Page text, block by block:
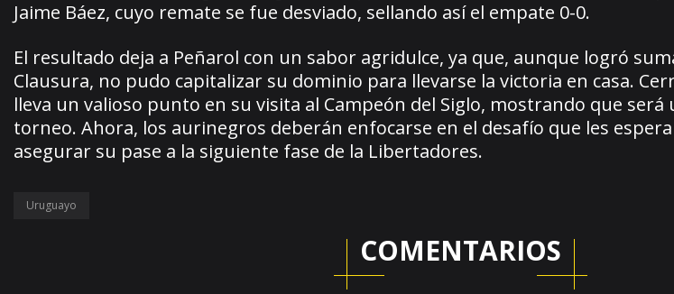
Jaime Báez, cuyo remate se fue desviado, sellando así el empate 0-0.
El resultado deja a Peñarol con un sabor agridulce, ya que, aunque logró
Clausura, no pudo capitalizar su dominio para llevarse la victoria en casa.
lleva un valioso punto en su visita al Campeón del Siglo, mostrando que será
torneo. Ahora, los aurinegros deberán enfocarse en el desafío que les
asegurar su pase a la siguiente fase de la Libertadores.
Uruguayo
COMENTARIOS